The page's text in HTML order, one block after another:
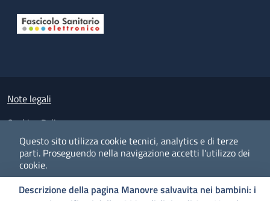
Questo sito utilizza cookie tecnici, analytics e di terze
parti. Proseguendo nella navigazione accetti l'utilizzo dei
cookie.
PREFERENZECOOKIESACCETTOI
Descrizione della pagina Manovre salvavita nei bambini: i
Small prints
Note legali
Cookies Policy
Policy privacy e protezione del dato personale
Albo pretorio on-line
Dichiarazione di accessibilità